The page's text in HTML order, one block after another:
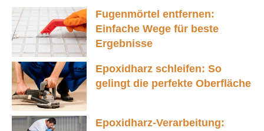
Fugenmörtel entfernen:
Einfache Wege für beste
Ergebnisse
Epoxidharz schleifen: So
gelingt die perfekte Oberfläche
Epoxidharz-Verarbeitung: